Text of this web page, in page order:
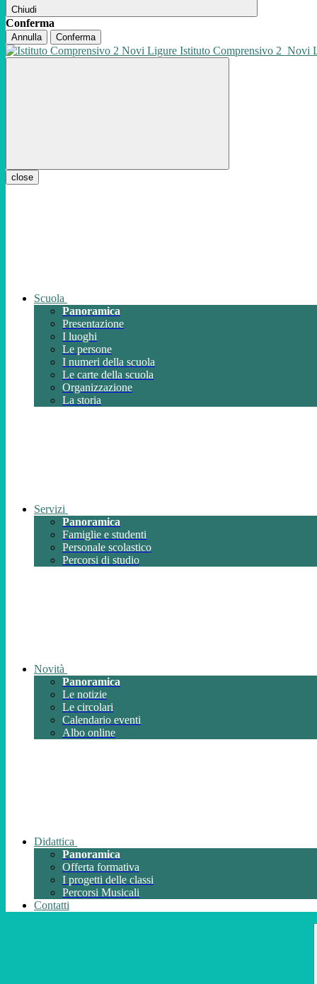
Chiudi
Conferma
Annulla Conferma
Istituto Comprensivo 2 Novi
close
Scuola
Panoramica
Presentazione
I luoghi
Le persone
I numeri della scuola
Le carte della scuola
Organizzazione
La storia
Servizi
Panoramica
Famiglie e studenti
Personale scolastico
Percorsi di studio
Novità
Panoramica
Le notizie
Le circolari
Calendario eventi
Albo online
Didattica
Panoramica
Offerta formativa
I progetti delle classi
Percorsi Musicali
Contatti